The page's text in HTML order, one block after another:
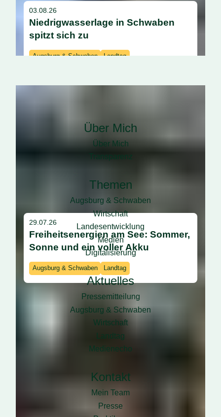
03.08.26
Niedrigwasserlage in Schwaben
spitzt sich zu
Augsburg & Schwaben Landtag
29.07.26
Freiheitsenergien am See: Sommer,
Sonne und ein voller Akku
Augsburg & Schwaben Landtag
Über Mich
Über Mich
Transparenz
Themen
Augsburg & Schwaben
Wirtschaft
Landesentwicklung
Medien
Digitalisierung
Aktuelles
Pressemitteilung
Augsburg & Schwaben
Wirtschaft
Landtag
Medienecho
Kontakt
Mein Team
Presse